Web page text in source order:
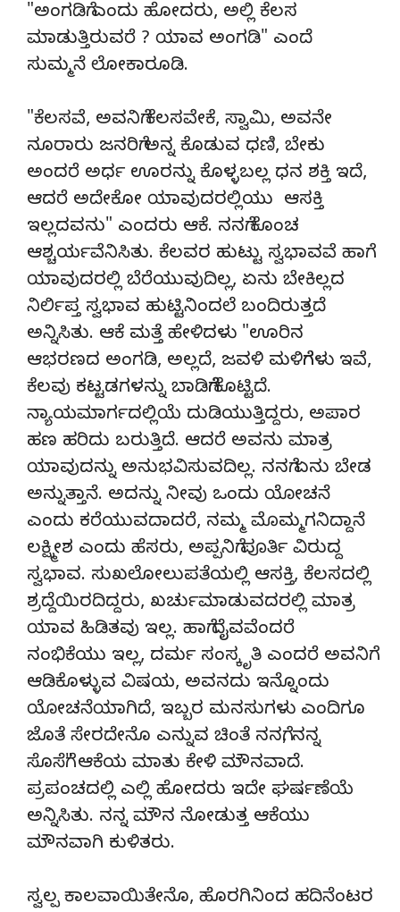
"ಅಂಗಡಿಗೆ ಎಂದು ಹೋದರು, ಅಲ್ಲಿ ಕೆಲಸ
ಮಾಡುತ್ತಿರುವರೆ ? ಯಾವ ಅಂಗಡಿ" ಎಂದೆ
ಸುಮ್ಮನೆ ಲೋಕಾರೂಡಿ.
"ಕೆಲಸವೆ, ಅವನಿಗೆ ಕೆಲಸವೇಕೆ, ಸ್ವಾಮಿ, ಅವನೇ
ನೂರಾರು ಜನರಿಗೆ ಅನ್ನ ಕೊಡುವ ಧಣಿ, ಬೇಕು
ಅಂದರೆ ಅರ್ಧ ಊರನ್ನು ಕೊಳ್ಳಬಲ್ಲ ಧನ ಶಕ್ತಿ ಇದೆ,
ಆದರೆ ಅದೇಕೋ ಯಾವುದರಲ್ಲಿಯು ಆಸಕ್ತಿ
ಇಲ್ಲದವನು" ಎಂದರು ಆಕೆ. ನನಗೆ ಕೊಂಚ
ಆಶ್ಚರ್ಯವೆನಿಸಿತು. ಕೆಲವರ ಹುಟ್ಟು ಸ್ವಭಾವವೆ ಹಾಗೆ
ಯಾವುದರಲ್ಲಿ ಬೆರೆಯುವುದಿಲ್ಲ, ಏನು ಬೇಕಿಲ್ಲದ
ನಿರ್ಲಿಪ್ತ ಸ್ವಭಾವ ಹುಟ್ಟಿನಿಂದಲೆ ಬಂದಿರುತ್ತದೆ
ಅನ್ನಿಸಿತು. ಆಕೆ ಮತ್ತೆ ಹೇಳಿದಳು "ಊರಿನ
ಆಭರಣದ ಅಂಗಡಿ, ಅಲ್ಲದೆ, ಜವಳಿ ಮಳಿಗೆಗಳು ಇವೆ,
ಕೆಲವು ಕಟ್ಟಡಗಳನ್ನು ಬಾಡಿಗೆಗೆ ಕೊಟ್ಟಿದೆ.
ನ್ಯಾಯಮಾರ್ಗದಲ್ಲಿಯೆ ದುಡಿಯುತ್ತಿದ್ದರು, ಅಪಾರ
ಹಣ ಹರಿದು ಬರುತ್ತಿದೆ. ಆದರೆ ಅವನು ಮಾತ್ರ
ಯಾವುದನ್ನು ಅನುಭವಿಸುವದಿಲ್ಲ. ನನಗೆ ಏನು ಬೇಡ
ಅನ್ನುತ್ತಾನೆ. ಅದನ್ನು ನೀವು ಒಂದು ಯೋಚನೆ
ಎಂದು ಕರೆಯುವದಾದರೆ, ನಮ್ಮ ಮೊಮ್ಮಗನಿದ್ದಾನೆ
ಲಕ್ಷ್ಮೀಶ ಎಂದು ಹೆಸರು, ಅಪ್ಪನಿಗೆ ಪೂರ್ತಿ ವಿರುದ್ದ
ಸ್ವಭಾವ. ಸುಖಲೋಲುಪತೆಯಲ್ಲಿ ಆಸಕ್ತಿ, ಕೆಲಸದಲ್ಲಿ
ಶ್ರದ್ದೆಯಿರದಿದ್ದರು, ಖರ್ಚುಮಾಡುವದರಲ್ಲಿ ಮಾತ್ರ
ಯಾವ ಹಿಡಿತವು ಇಲ್ಲ. ಹಾಗೆ ದೈವವೆಂದರೆ
ನಂಭಿಕೆಯು ಇಲ್ಲ, ದರ್ಮ ಸಂಸ್ಕೃತಿ ಎಂದರೆ ಅವನಿಗೆ
ಆಡಿಕೊಳ್ಳುವ ವಿಷಯ, ಅವನದು ಇನ್ನೊಂದು
ಯೋಚನೆಯಾಗಿದೆ, ಇಬ್ಬರ ಮನಸುಗಳು ಎಂದಿಗೂ
ಜೊತೆ ಸೇರದೇನೊ ಎನ್ನುವ ಚಿಂತೆ ನನಗೆ, ನನ್ನ
ಸೊಸೆಗೆ" ಆಕೆಯ ಮಾತು ಕೇಳಿ ಮೌನವಾದೆ.
ಪ್ರಪಂಚದಲ್ಲಿ ಎಲ್ಲಿ ಹೋದರು ಇದೇ ಘರ್ಷಣೆಯೆ
ಅನ್ನಿಸಿತು. ನನ್ನ ಮೌನ ನೋಡುತ್ತ ಆಕೆಯು
ಮೌನವಾಗಿ ಕುಳಿತರು.
ಸ್ವಲ್ಪ ಕಾಲವಾಯಿತೇನೊ, ಹೊರಗಿನಿಂದ ಹದಿನೆಂಟರ